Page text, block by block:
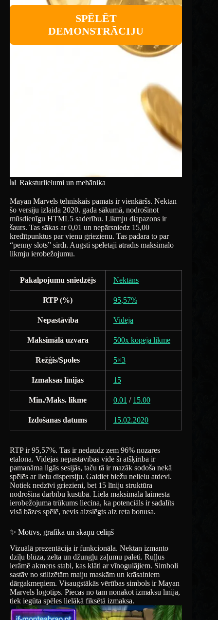
SPĒLĒT
DEMONSTRĀCIJU
📊 Raksturlielumi un mehānika
Mayan Marvels tehniskais pamats ir vienkāršs. Nektan
šo versiju izlaida 2020. gada sākumā, nodrošinot
mūsdienīgu HTML5 saderību. Likmju diapazons ir
šaurs. Tas sākas ar 0,01 un nepārsniedz 15,00
kredītpunktus par vienu griezienu. Tas padara to par
“penny slots” sirdī. Augsti spēlētāji atradīs maksimālo
likmju ierobežojumu.
Pakalpojumu sniedzējs Nektāns
RTP (%) 95,57%
Nepastāvība Vidēja
Maksimālā uzvara 500x kopējā likme
Režģis/Spoles 5×3
Izmaksas līnijas 15
Min./Maks. likme 0.01 / 15.00
Izdošanas datums 15.02.2020
RTP ir 95,57%. Tas ir nedaudz zem 96% nozares
etalona. Vidējas nepastāvības vidē šī atšķirība ir
pamanāma ilgās sesijās, taču tā ir mazāk sodoša nekā
spēlēs ar lielu dispersiju. Gaidiet biežu nelielu atdevi.
Notiek nedzīvi griezieni, bet 15 līniju struktūra
nodrošina darbību kustībā. Liela maksimālā laimesta
ierobežojuma trūkums liecina, ka potenciāls ir sadalīts
visā bāzes spēlē, nevis aizslēgts aiz reta bonusa.
✨ Motīvs, grafika un skaņu celiņš
Vizuālā prezentācija ir funkcionāla. Nektan izmanto
dziļu blūza, zelta un džungļu zaļumu paleti. Ruļļus
ierāmē akmens stabi, kas klāti ar vīnogulājiem. Simboli
sastāv no stilizētām maiju maskām un krāsainiem
dārgakmeņiem. Visaugstākās vērtības simbols ir Mayan
Marvels logotips. Piecas no tām nonākot izmaksu līnijā,
tiek iegūta spēles lielākā fiksētā izmaksa.